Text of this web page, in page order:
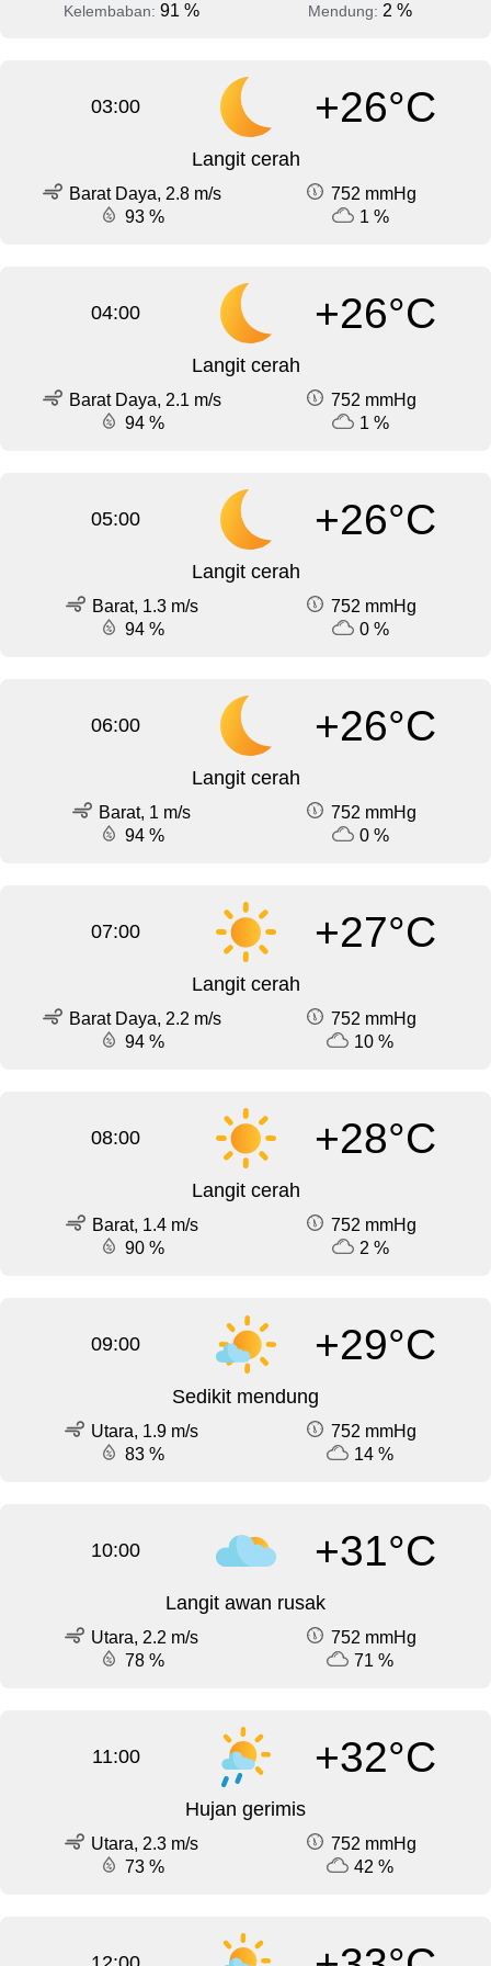
Kelembaban: 91 % Mendung: 2 %
03:00 +26°C
Langit cerah
Barat Daya, 2.8 m/s
752 mmHg
93 %
1 %
04:00 +26°C
Langit cerah
Barat Daya, 2.1 m/s
752 mmHg
94 %
1 %
05:00 +26°C
Langit cerah
Barat, 1.3 m/s
752 mmHg
94 %
0 %
06:00 +26°C
Langit cerah
Barat, 1 m/s
752 mmHg
94 %
0 %
07:00 +27°C
Langit cerah
Barat Daya, 2.2 m/s
752 mmHg
94 %
10 %
08:00 +28°C
Langit cerah
Barat, 1.4 m/s
752 mmHg
90 %
2 %
09:00 +29°C
Sedikit mendung
Utara, 1.9 m/s
752 mmHg
83 %
14 %
10:00 +31°C
Langit awan rusak
Utara, 2.2 m/s
752 mmHg
78 %
71 %
11:00 +32°C
Hujan gerimis
Utara, 2.3 m/s
752 mmHg
73 %
42 %